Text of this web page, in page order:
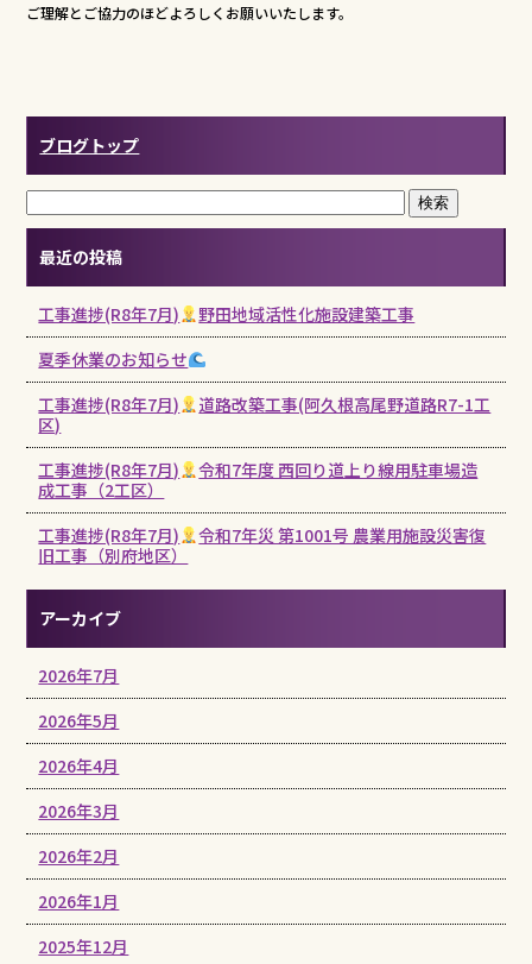
ご理解とご協力のほどよろしくお願いいたします。
ブログトップ
最近の投稿
工事進捗(R8年7月)
野田地域活性化施設建築工事
夏季休業のお知らせ
工事進捗(R8年7月)
道路改築工事(阿久根高尾野道路R7-1工
区)
工事進捗(R8年7月)
令和7年度 西回り道上り線用駐車場造
成工事（2工区）
工事進捗(R8年7月)
令和7年災 第1001号 農業用施設災害復
旧工事（別府地区）
アーカイブ
2026年7月
2026年5月
2026年4月
2026年3月
2026年2月
2026年1月
2025年12月